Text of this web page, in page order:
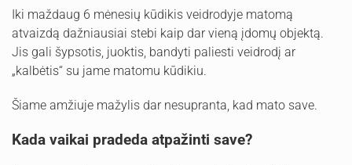
Iki maždaug 6 mėnesių kūdikis veidrodyje matomą
atvaizdą dažniausiai stebi kaip dar vieną įdomų objektą.
Jis gali šypsotis, juoktis, bandyti paliesti veidrodį ar
„kalbėtis“ su jame matomu kūdikiu.
Šiame amžiuje mažylis dar nesupranta, kad mato save.
Kada vaikai pradeda atpažinti save?